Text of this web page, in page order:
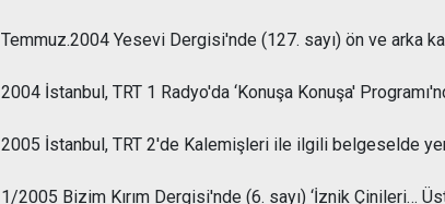
Temmuz.2004 Yesevi Dergisi'nde (127. sayı) ön ve arka
2004 İstanbul, TRT 1 Radyo'da ‘Konuşa Konuşa'
2005 İstanbul, TRT 2'de Kalemişleri ile ilgili belgeselde
1/2005 Bizim Kırım Dergisi'nde (6. sayı) ‘İznik Çinileri…